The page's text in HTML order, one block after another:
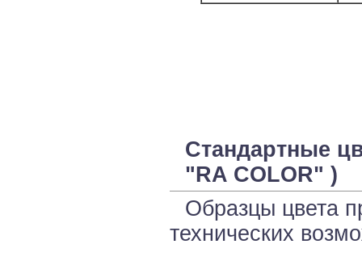
Стандартные
"RA COLOR" )
Образцы цвета
технических